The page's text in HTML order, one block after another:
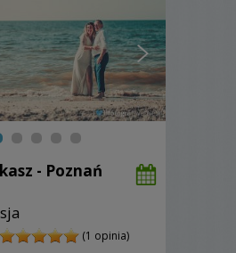
- Poznań
(1 opinia)